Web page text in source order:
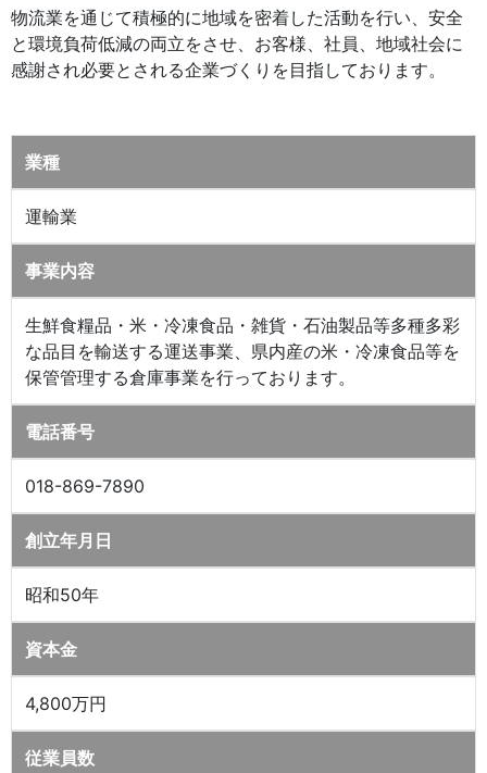
物流業を通じて積極的に地域を密着した活動を行い、安全
と環境負荷低減の両立をさせ、お客様、社員、地域社会に
感謝され必要とされる企業づくりを目指しております。
業種
運輸業
事業内容
生鮮食糧品・米・冷凍食品・雑貨・石油製品等多種多彩
な品目を輸送する運送事業、県内産の米・冷凍食品等を
保管管理する倉庫事業を行っております。
電話番号
018-869-7890
創立年月日
昭和50年
資本金
4,800万円
従業員数